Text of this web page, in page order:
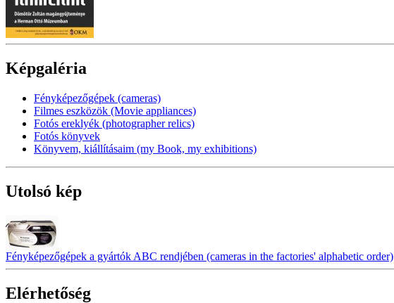
Képgaléria
Fényképezőgépek (cameras)
Filmes eszközök (Movie appliances)
Fotós ereklyék (photographer relics)
Fotós könyvek
Könyvem, kiállításaim (my Book, my exhibitions)
Utolsó kép
Fényképezőgépek a gyártók ABC rendjében (cameras in the factories' alphabetic order)
Elérhetőség